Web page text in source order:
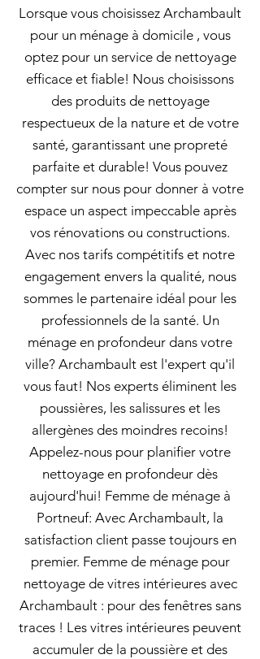
Lorsque vous choisissez Archambault
pour un ménage à domicile , vous
optez pour un service de nettoyage
efficace et fiable! Nous choisissons
des produits de nettoyage
respectueux de la nature et de votre
santé, garantissant une propreté
parfaite et durable! Vous pouvez
compter sur nous pour donner à votre
espace un aspect impeccable après
vos rénovations ou constructions.
Avec nos tarifs compétitifs et notre
engagement envers la qualité, nous
sommes le partenaire idéal pour les
professionnels de la santé. Un
ménage en profondeur dans votre
ville? Archambault est l'expert qu'il
vous faut! Nos experts éliminent les
poussières, les salissures et les
allergènes des moindres recoins!
Appelez-nous pour planifier votre
nettoyage en profondeur dès
aujourd'hui! Femme de ménage à
Portneuf: Avec Archambault, la
satisfaction client passe toujours en
premier. Femme de ménage pour
nettoyage de vitres intérieures avec
Archambault : pour des fenêtres sans
traces ! Les vitres intérieures peuvent
accumuler de la poussière et des